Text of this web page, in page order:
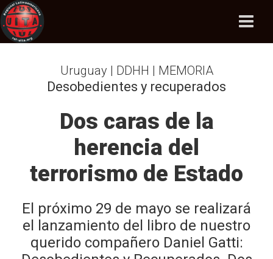
Uruguay | DDHH | MEMORIA
Desobedientes y recuperados
Dos caras de la
herencia del
terrorismo de Estado
El próximo 29 de mayo se realizará
el lanzamiento del libro de nuestro
querido compañero Daniel Gatti: